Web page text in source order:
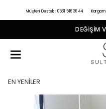
Müşteri Destek : 0531 516 36 44
DEĞIŞIM
EN YENİLER